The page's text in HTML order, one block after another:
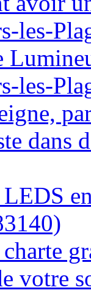
les-
les-
dans
votre